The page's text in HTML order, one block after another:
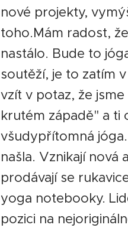
nové projekty,
toho.Mám radost,
nastálo. Bude to
soutěží, je to zatím
vzít v potaz, že
krutém západě" a ti
všudypřítomná
našla. Vznikají nová
prodávají se
yoga notebooky.
pozici na